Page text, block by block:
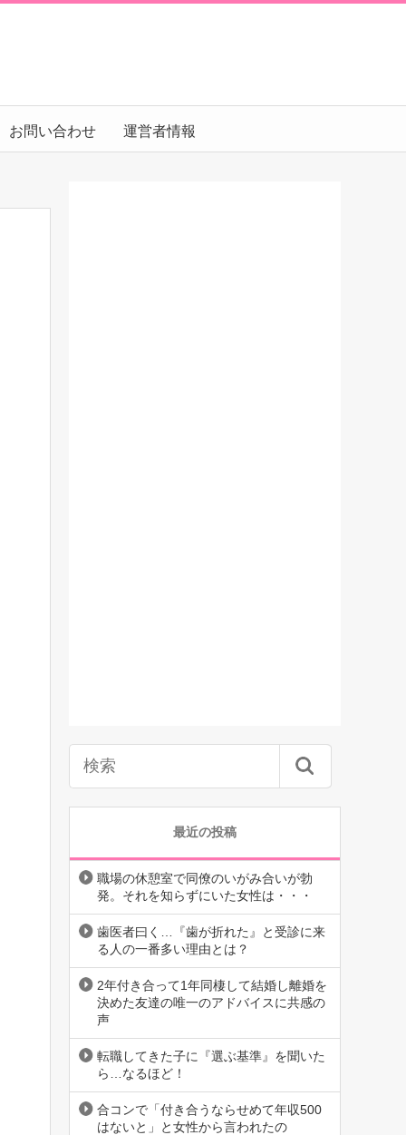
お問い合わせ 運営者情報
最近の投稿
職場の休憩室で同僚のいがみ合いが勃
発。それを知らずにいた女性は・・・
歯医者曰く…『歯が折れた』と受診に来
る人の一番多い理由とは？
2年付き合って1年同棲して結婚し離婚を
決めた友達の唯一のアドバイスに共感の
声
転職してきた子に『選ぶ基準』を聞いた
ら…なるほど！
合コンで「付き合うならせめて年収500
はないと」と女性から言われたの